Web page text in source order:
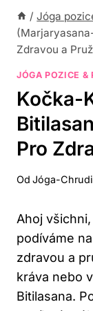
/ Jóga
Zdravou a
JÓGA POZICE &
Kočka-
Pro
Od Jóga-
Ahoj
podíváme⁢
zdravou a
kráva⁢ nebo
Bitilasana.